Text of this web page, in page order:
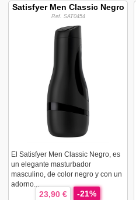
Satisfyer Men Classic Negro
Ref. SAT0454
El Satisfyer Men Classic Negro, es
un elegante masturbador
masculino, de color negro y con un
adorno...
23,90 € -21%